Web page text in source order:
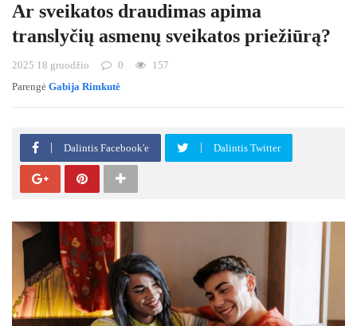
Ar sveikatos draudimas apima
translyčių asmenų sveikatos priežiūrą?
2025 18 gruodžio 0
157
Parengė Gabija Rimkutė
Dalintis Facebook'e Dalintis Twitter